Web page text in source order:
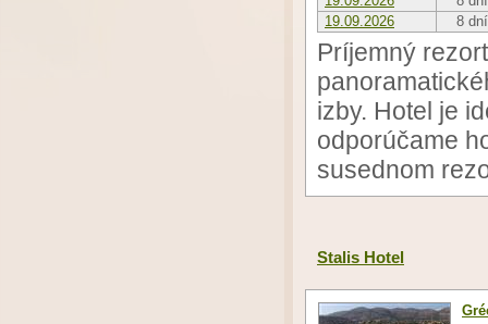
19.09.2026
8 dní
Príjemný
izby. Hotel je
odporúčame
susednom
Stalis Hotel